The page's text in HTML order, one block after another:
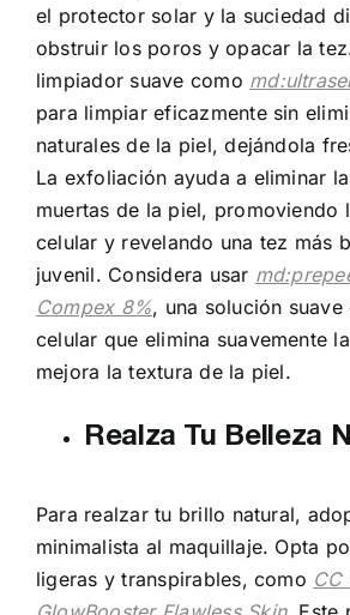
el protector solar y la suciedad
obstruir los poros y opacar la
limpiador suave como
para limpiar eficazmente sin
naturales de la piel, dejándola
La exfoliación ayuda a eliminar
muertas de la piel, promoviendo
celular y revelando una tez más
juvenil. Considera usar
Compex 8%, una solución
celular que elimina suavemente
mejora la textura de la piel.
Realza Tu Belleza
Para realzar tu brillo natural,
minimalista al maquillaje. Opta
ligeras y transpirables, como CC